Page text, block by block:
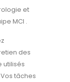
et
MCI .
des
utilisés
tâches